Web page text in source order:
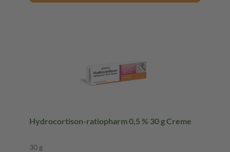
Hydrocortison-ratiopharm 0,5 % 30 g Creme
30 g